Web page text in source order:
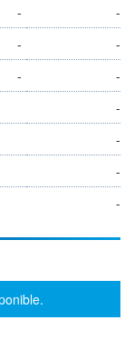
-
-
-
-
-
-
-
-
-
-